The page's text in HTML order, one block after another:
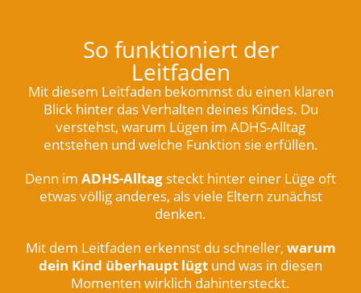
So funktioniert der
Leitfaden
Mit diesem Leitfaden bekommst du einen klaren
Blick hinter das Verhalten deines Kindes. Du
verstehst, warum Lügen im ADHS-Alltag
entstehen und welche Funktion sie erfüllen.
Denn im ADHS-Alltag steckt hinter einer Lüge oft
etwas völlig anderes, als viele Eltern zunächst
denken.
Mit dem Leitfaden erkennst du schneller, warum
dein Kind überhaupt lügt und was in diesen
Momenten wirklich dahintersteckt.